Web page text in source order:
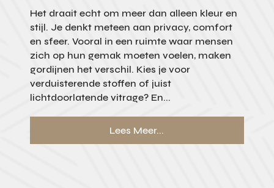
Het draait echt om meer dan alleen kleur en
stijl. Je denkt meteen aan privacy, comfort
en sfeer. Vooral in een ruimte waar mensen
zich op hun gemak moeten voelen, maken
gordijnen het verschil. Kies je voor
verduisterende stoffen of juist
lichtdoorlatende vitrage? En...
Lees Meer...